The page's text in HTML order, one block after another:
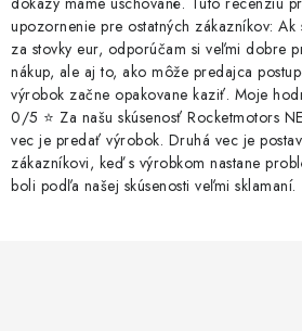
upozornenie pre ostatných zákazníkov: Ak
za stovky eur, odporúčam si veľmi dobre
nákup, ale aj to, ako môže predajca
výrobok začne opakovane kaziť. Moje
0/5 ⭐ Za našu skúsenosť Rocketmotors
vec je predať výrobok. Druhá vec je
zákazníkovi, keď s výrobkom nastane
boli podľa našej skúsenosti veľmi sklamaní.